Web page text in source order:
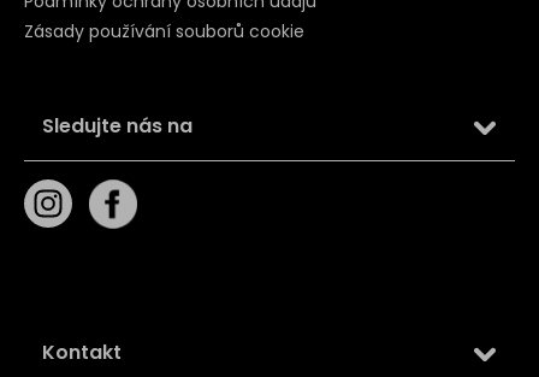
Zásady používání souborů cookie
Sledujte nás na
Kontakt